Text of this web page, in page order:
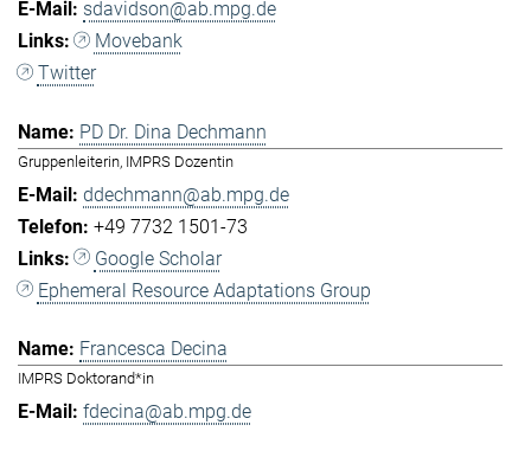
sdavidson@ab.mpg.de
Movebank
Twitter
PD Dr. Dina Dechmann
Gruppenleiterin, IMPRS Dozentin
ddechmann@ab.mpg.de
+49 7732 1501-73
Google Scholar
Ephemeral Resource Adaptations Group
Francesca Decina
IMPRS Doktorand*in
fdecina@ab.mpg.de